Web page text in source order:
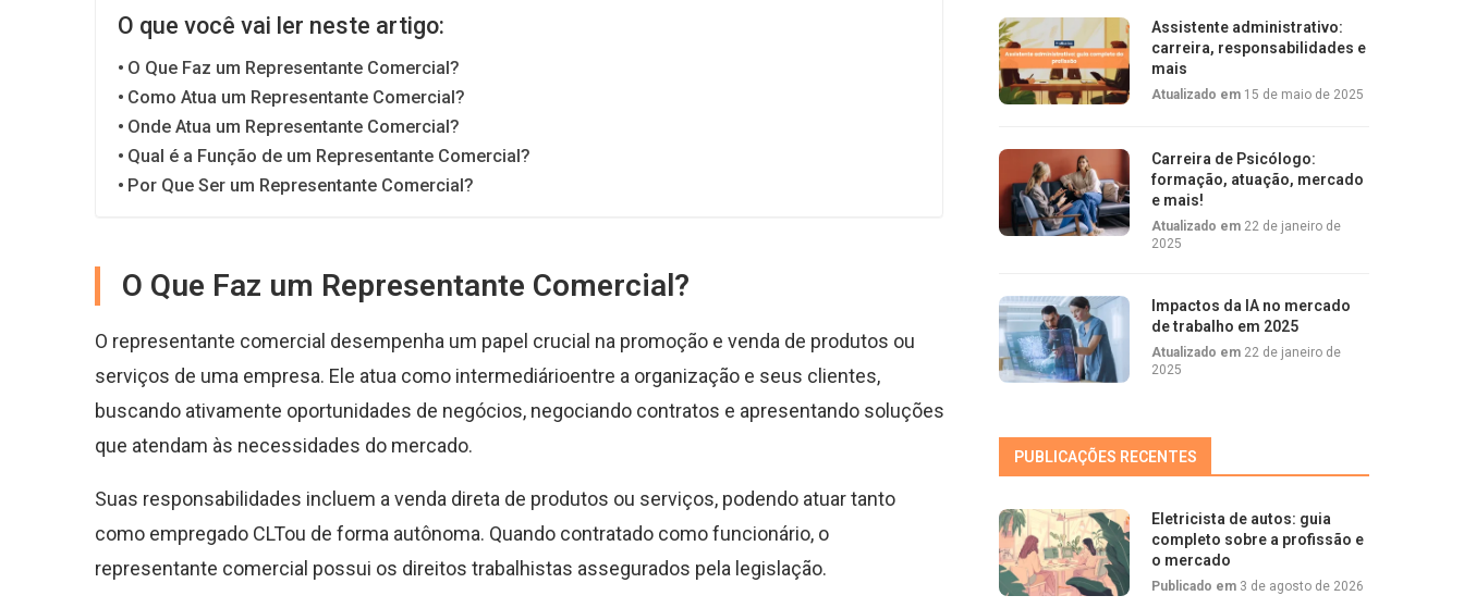
O que você vai ler neste artigo:
O Que Faz um Representante Comercial?
Como Atua um Representante Comercial?
Onde Atua um Representante Comercial?
Qual é a Função de um Representante Comercial?
Por Que Ser um Representante Comercial?
O Que Faz um Representante Comercial?
O representante comercial desempenha um papel crucial na promoção e venda de produtos ou
serviços de uma empresa. Ele atua como intermediárioentre a organização e seus clientes,
buscando ativamente oportunidades de negócios, negociando contratos e apresentando soluções
que atendam às necessidades do mercado.
Suas responsabilidades incluem a venda direta de produtos ou serviços, podendo atuar tanto
como empregado CLTou de forma autônoma. Quando contratado como funcionário, o
representante comercial possui os direitos trabalhistas assegurados pela legislação.
Assistente administrativo:
carreira, responsabilidades e
mais
Atualizado em 15 de maio de 2025
Carreira de Psicólogo:
formação, atuação, mercado
e mais!
Atualizado em 22 de janeiro de
2025
Impactos da IA no mercado
de trabalho em 2025
Atualizado em 22 de janeiro de
2025
PUBLICAÇÕES RECENTES
Eletricista de autos: guia
completo sobre a profissão e
o mercado
Publicado em 3 de agosto de 2026